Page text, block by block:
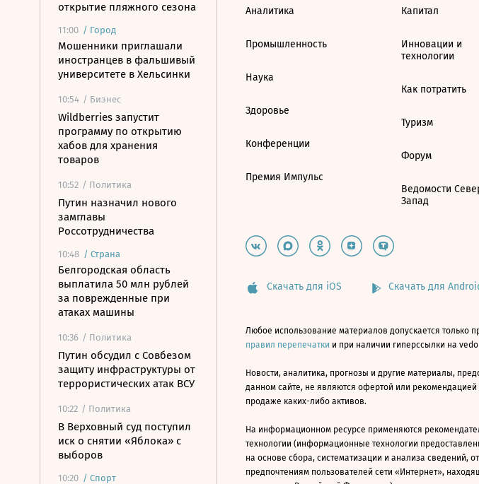
открытие пляжного сезона
11:00 / Город
Мошенники приглашали
иностранцев в фальшивый
университете в Хельсинки
10:54 / Бизнес
Wildberries запустит
программу по открытию
хабов для хранения
товаров
10:52 / Политика
Путин назначил нового
замглавы
Россотрудничества
10:48 / Страна
Белгородская область
выплатила 50 млн рублей
за поврежденные при
атаках машины
10:36 / Политика
Путин обсудил с Совбезом
защиту инфраструктуры от
террористических атак ВСУ
10:22 / Политика
В Верховный суд поступил
иск о снятии «Яблока» с
выборов
10:20 / Спорт
Аналитика
Промышленность
Наука
Здоровье
Конференции
Премия Импульс
Капитал
Инновации и
технологии
Как потратить
Туризм
Форум
Ведомости
Запад
Скачать для iOS Скачать для
Любое использование материалов допускается только
правил перепечатки и при наличии гиперссылки на
Новости, аналитика, прогнозы и другие материалы,
данном сайте, не являются офертой или рекомендацией
продаже каких-либо активов.
На информационном ресурсе применяются
технологии (информационные технологии
на основе сбора, систематизации и анализа сведений,
предпочтениям пользователей сети «Интернет»,